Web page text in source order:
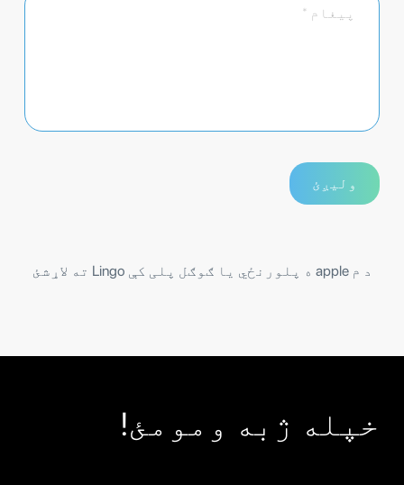
د م apple ه پلورنځي یا ګوګل پلی کې Lingo ته لاړشئ
خپله ژبه ومومئ!